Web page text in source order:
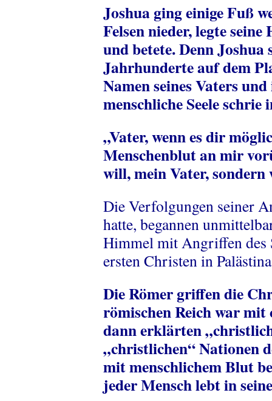
Joshua ging einige Fuß
Felsen nieder, legte
und betete. Denn
Jahrhunderte auf dem
Namen seines Vaters
menschliche Seele
„Vater, wenn es dir
Menschenblut an mir
will, mein Vater,
Die Verfolgungen seiner
hatte, begannen
Himmel mit Angriffen des
ersten Christen in
Die Römer griffen die
römischen Reich war
dann erklärten
„christlichen“ Nationen
mit menschlichem Blut
jeder Mensch lebt in